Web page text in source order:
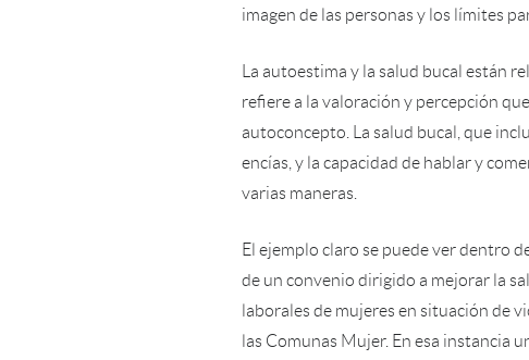
imagen de las personas y los límites
La autoestima y la salud bucal están
refiere a la valoración y percepción
autoconcepto. La salud bucal, que
encías, y la capacidad de hablar y
varias maneras.
El ejemplo claro se puede ver dentro
de un convenio dirigido a mejorar la
laborales de mujeres en situación de
las Comunas Mujer. En esa instancia